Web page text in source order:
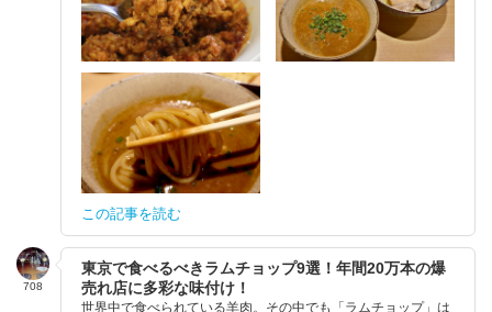
この記事を読む
708
東京で食べるべきラムチョップ9選！年間20万本の爆
売れ店に多彩な味付け！
世界中で食べられている羊肉。その中でも「ラムチョップ」は